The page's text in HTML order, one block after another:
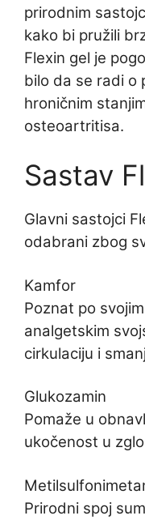
prirodnim
kako bi pružili
Flexin gel je
bilo da se radi o
hroničnim
osteoartritisa.
Sastav
Glavni sastojci
odabrani zbog
Kamfor
Poznat po
analgetskim
cirkulaciju i
Glukozamin
Pomaže u
ukočenost u
Prirodni spoj